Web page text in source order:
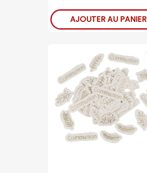
AJOUTER AU PANIER